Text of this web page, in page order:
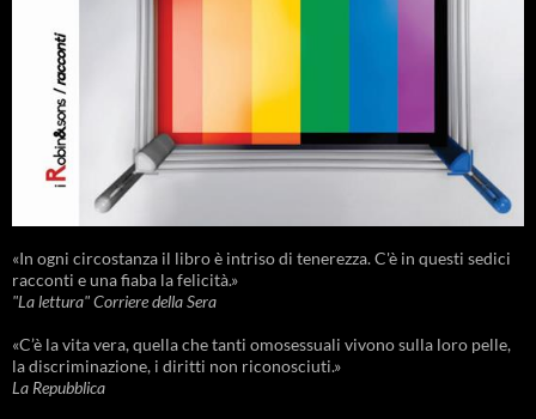
«In ogni circostanza il libro è intriso di tenerezza. C'è in questi sedici
racconti e una fiaba la felicità.»
"La lettura" Corriere della Sera
«C’è la vita vera, quella che tanti omosessuali vivono sulla loro pelle,
la discriminazione, i diritti non riconosciuti.»
La Repubblica